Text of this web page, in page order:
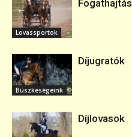
Lovassportok
Fogathajtás
Büszkeségeink
Díjugratók
Díjlovasok